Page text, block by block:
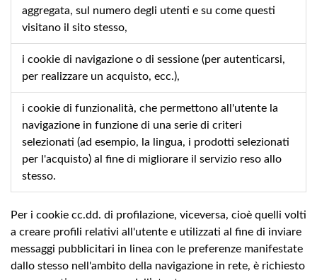
aggregata, sul numero degli utenti e su come questi
visitano il sito stesso,
i cookie di navigazione o di sessione (per autenticarsi,
per realizzare un acquisto, ecc.),
i cookie di funzionalità, che permettono all'utente la
navigazione in funzione di una serie di criteri
selezionati (ad esempio, la lingua, i prodotti selezionati
per l'acquisto) al fine di migliorare il servizio reso allo
stesso.
Per i cookie cc.dd. di profilazione, viceversa, cioè quelli volti
a creare profili relativi all'utente e utilizzati al fine di inviare
messaggi pubblicitari in linea con le preferenze manifestate
dallo stesso nell'ambito della navigazione in rete, è richiesto